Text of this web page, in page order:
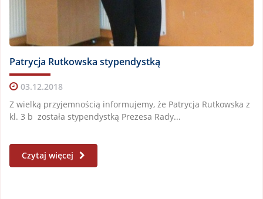
Patrycja Rutkowska stypendystką
03.12.2018
Z wielką przyjemnością informujemy, że Patrycja Rutkowska z
kl. 3 b została stypendystką Prezesa Rady...
Czytaj więcej